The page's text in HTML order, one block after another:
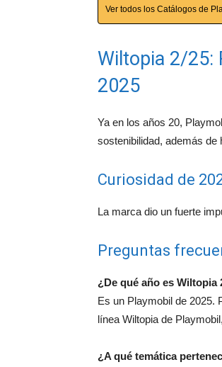
Ver todos los Catálogos de
Wiltopia 2/25:
2025
Ya en los años 20,
sostenibilidad, además de
Curiosidad de
La marca dio un fuerte
Preguntas
¿De qué año es
Es un Playmobil de 2025.
línea Wiltopia de
¿A qué temática